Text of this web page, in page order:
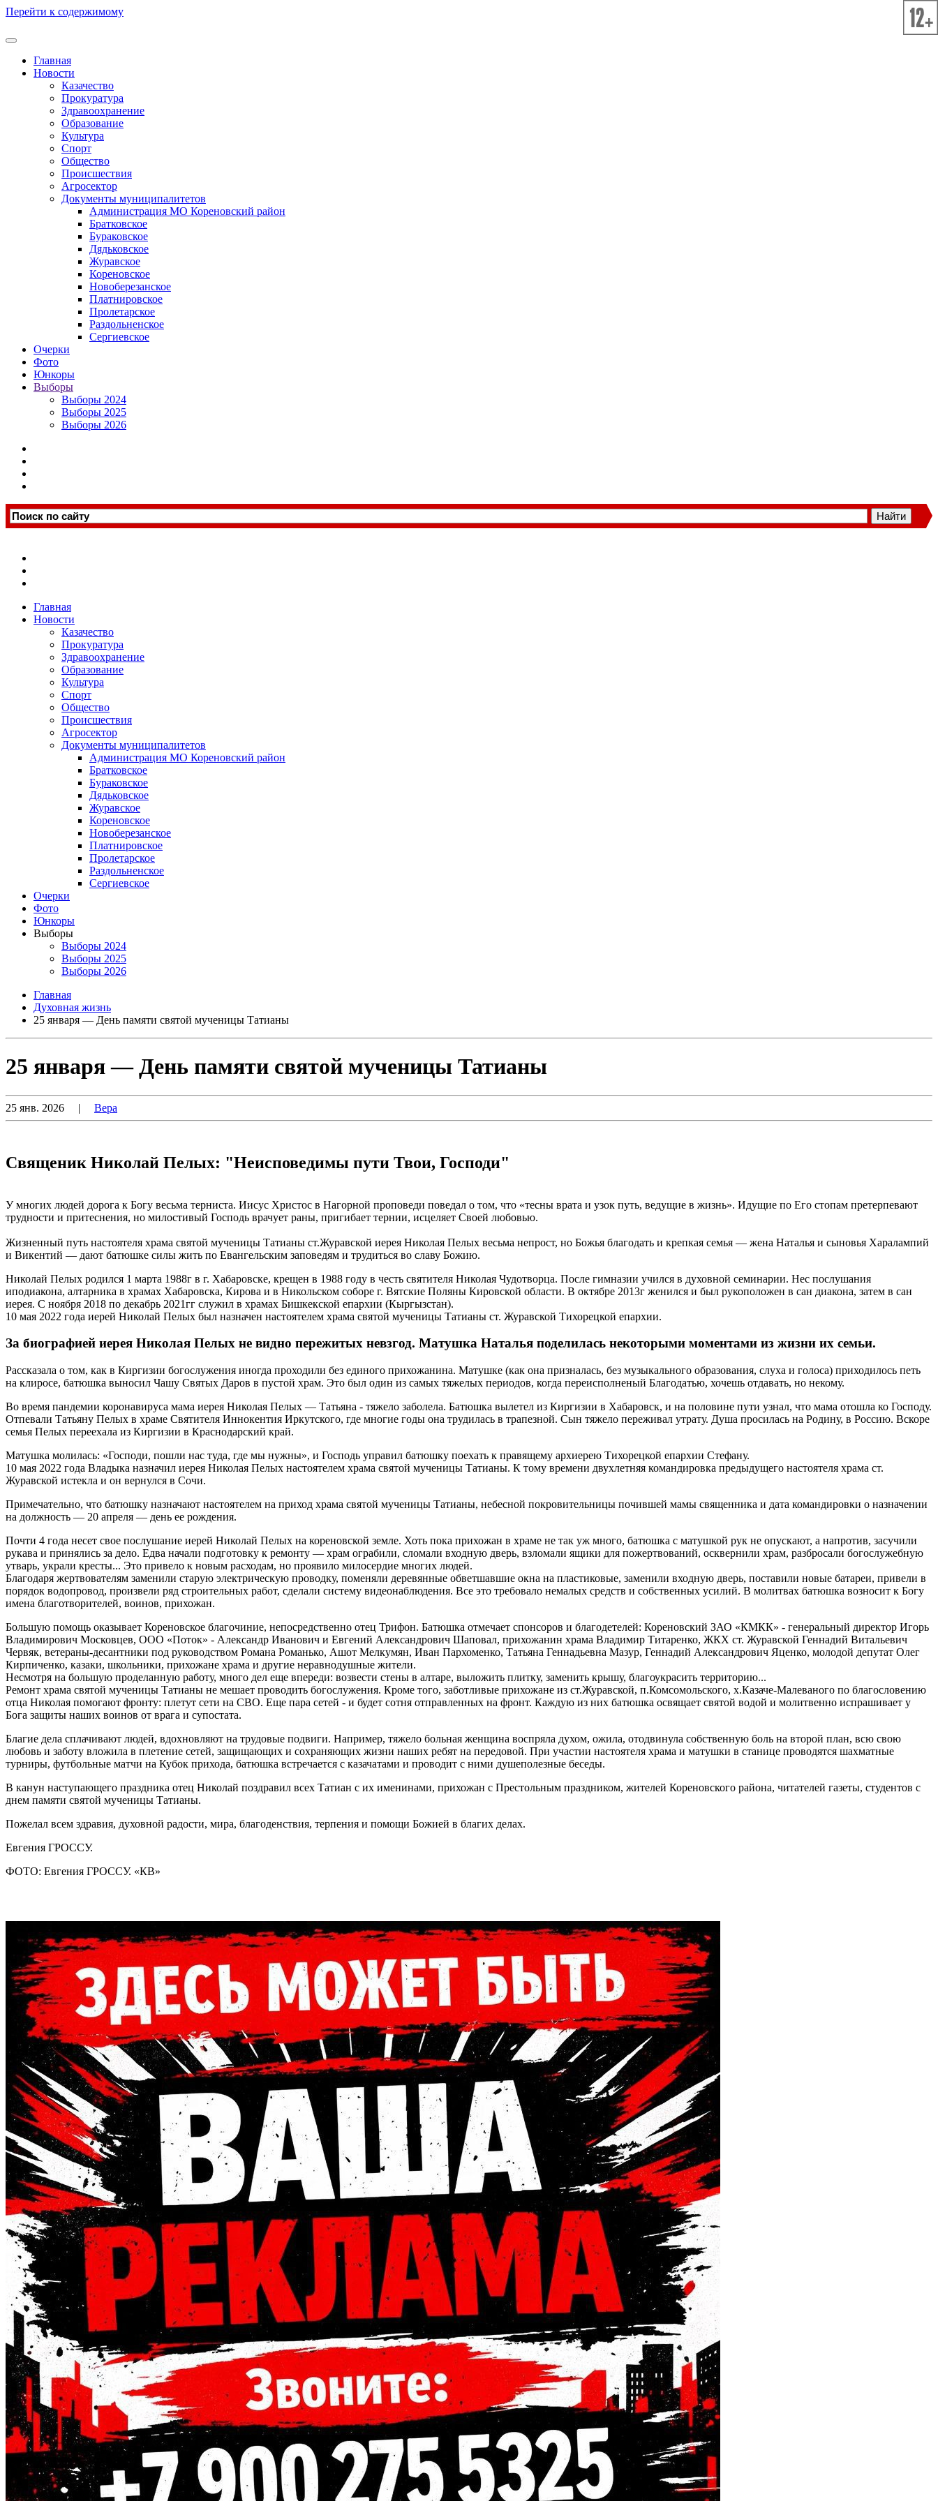
Перейти к содержимому
Главная
Новости
Казачество
Прокуратура
Здравоохранение
Образование
Культура
Спорт
Общество
Происшествия
Агросектор
Документы муниципалитетов
Администрация МО Кореновский район
Братковское
Бураковское
Дядьковское
Журавское
Кореновское
Новоберезанское
Платнировское
Пролетарское
Раздольненское
Сергиевское
Очерки
Фото
Юнкоры
Выборы
Выборы 2024
Выборы 2025
Выборы 2026
Главная
Новости
Казачество
Прокуратура
Здравоохранение
Образование
Культура
Спорт
Общество
Происшествия
Агросектор
Документы муниципалитетов
Администрация МО Кореновский район
Братковское
Бураковское
Дядьковское
Журавское
Кореновское
Новоберезанское
Платнировское
Пролетарское
Раздольненское
Сергиевское
Очерки
Фото
Юнкоры
Выборы
Выборы 2024
Выборы 2025
Выборы 2026
Главная
Духовная жизнь
25 января — День памяти святой мученицы Татианы
25 января — День памяти святой мученицы Татианы
25 янв. 2026 | Вера
Священик Николай Пелых: "Неисповедимы пути Твои, Господи"
У многих людей дорога к Богу весьма терниста. Иисус Христос в Нагорной проповеди поведал о том, что «тесны врата и узок путь, ведущие в жизнь». Идущие по Его стопам претерпевают
трудности и притеснения, но милостивый Господь врачует раны, пригибает тернии, исцеляет Своей любовью.
Жизненный путь настоятеля храма святой мученицы Татианы ст.Журавской иерея Николая Пелых весьма непрост, но Божья благодать и крепкая семья — жена Наталья и сыновья Харалампий
и Викентий — дают батюшке силы жить по Евангельским заповедям и трудиться во славу Божию.
Николай Пелых родился 1 марта 1988г в г. Хабаровске, крещен в 1988 году в честь святителя Николая Чудотворца. После гимназии учился в духовной семинарии. Нес послушания
иподиакона, алтарника в храмах Хабаровска, Кирова и в Никольском соборе г. Вятские Поляны Кировской области. В октябре 2013г женился и был рукоположен в сан диакона, затем в сан
иерея. С ноября 2018 по декабрь 2021гг служил в храмах Бишкекской епархии (Кыргызстан).
10 мая 2022 года иерей Николай Пелых был назначен настоятелем храма святой мученицы Татианы ст. Журавской Тихорецкой епархии.
За биографией иерея Николая Пелых не видно пережитых невзгод. Матушка Наталья поделилась некоторыми моментами из жизни их семьи.
Рассказала о том, как в Киргизии богослужения иногда проходили без единого прихожанина. Матушке (как она призналась, без музыкального образования, слуха и голоса) приходилось петь
на клиросе, батюшка выносил Чашу Святых Даров в пустой храм. Это был один из самых тяжелых периодов, когда переисполненый Благодатью, хочешь отдавать, но некому.
Во время пандемии коронавируса мама иерея Николая Пелых — Татьяна - тяжело заболела. Батюшка вылетел из Киргизии в Хабаровск, и на половине пути узнал, что мама отошла ко Господу.
Отпевали Татьяну Пелых в храме Святителя Иннокентия Иркутского, где многие годы она трудилась в трапезной. Сын тяжело переживал утрату. Душа просилась на Родину, в Россию. Вскоре
семья Пелых переехала из Киргизии в Краснодарский край.
Матушка молилась: «Господи, пошли нас туда, где мы нужны», и Господь управил батюшку поехать к правящему архиерею Тихорецкой епархии Стефану.
10 мая 2022 года Владыка назначил иерея Николая Пелых настоятелем храма святой мученицы Татианы. К тому времени двухлетняя командировка предыдущего настоятеля храма ст.
Журавской истекла и он вернулся в Сочи.
Примечательно, что батюшку назначают настоятелем на приход храма святой мученицы Татианы, небесной покровительницы почившей мамы священника и дата командировки о назначении
на должность — 20 апреля — день ее рождения.
Почти 4 года несет свое послушание иерей Николай Пелых на кореновской земле. Хоть пока прихожан в храме не так уж много, батюшка с матушкой рук не опускают, а напротив, засучили
рукава и принялись за дело. Едва начали подготовку к ремонту — храм ограбили, сломали входную дверь, взломали ящики для пожертвований, осквернили храм, разбросали богослужебную
утварь, украли кресты... Это привело к новым расходам, но проявило милосердие многих людей.
Благодаря жертвователям заменили старую электрическую проводку, поменяли деревянные обветшавшие окна на пластиковые, заменили входную дверь, поставили новые батареи, привели в
порядок водопровод, произвели ряд строительных работ, сделали систему видеонаблюдения. Все это требовало немалых средств и собственных усилий. В молитвах батюшка возносит к Богу
имена благотворителей, воинов, прихожан.
Большую помощь оказывает Кореновское благочиние, непосредственно отец Трифон. Батюшка отмечает спонсоров и благодетелей: Кореновский ЗАО «КМКК» - генеральный директор Игорь
Владимирович Московцев, ООО «Поток» - Александр Иванович и Евгений Александрович Шаповал, прихожанин храма Владимир Титаренко, ЖКХ ст. Журавской Геннадий Витальевич
Червяк, ветераны-десантники под руководством Романа Романько, Ашот Мелкумян, Иван Пархоменко, Татьяна Геннадьевна Мазур, Геннадий Александрович Яценко, молодой депутат Олег
Кирпиченко, казаки, школьники, прихожане храма и другие неравнодушные жители.
Несмотря на большую проделанную работу, много дел еще впереди: возвести стены в алтаре, выложить плитку, заменить крышу, благоукрасить территорию...
Ремонт храма святой мученицы Татианы не мешает проводить богослужения. Кроме того, заботливые прихожане из ст.Журавской, п.Комсомольского, х.Казаче-Малеваного по благословению
отца Николая помогают фронту: плетут сети на СВО. Еще пара сетей - и будет сотня отправленных на фронт. Каждую из них батюшка освящает святой водой и молитвенно испрашивает у
Бога защиты наших воинов от врага и супостата.
Благие дела сплачивают людей, вдохновляют на трудовые подвиги. Например, тяжело больная женщина воспряла духом, ожила, отодвинула собственную боль на второй план, всю свою
любовь и заботу вложила в плетение сетей, защищающих и сохраняющих жизни наших ребят на передовой. При участии настоятеля храма и матушки в станице проводятся шахматные
турниры, футбольные матчи на Кубок прихода, батюшка встречается с казачатами и проводит с ними душеполезные беседы.
В канун наступающего праздника отец Николай поздравил всех Татиан с их именинами, прихожан с Престольным праздником, жителей Кореновского района, читателей газеты, студентов с
днем памяти святой мученицы Татианы.
Пожелал всем здравия, духовной радости, мира, благоденствия, терпения и помощи Божией в благих делах.
Евгения ГРОССУ.
ФОТО: Евгения ГРОССУ. «КВ»